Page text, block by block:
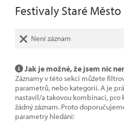
Festivaly Staré
Není záznam
Jak je možné, že jsem nic
Záznamy v této sekci můžete
parametrů, nebo kategorií. A je
nastavil/a takovou kombinaci, pro
žádný záznam. Proto
parametry hledání: